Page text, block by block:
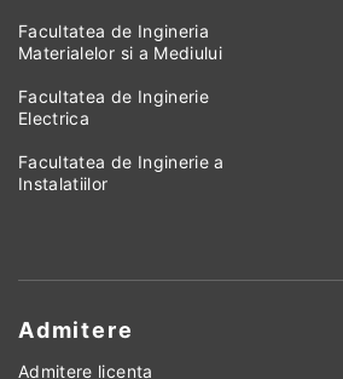
Facultatea de Ingineria
Materialelor si a Mediului
Facultatea de Inginerie
Electrica
Facultatea de Inginerie a
Instalatiilor
Admitere
Admitere licenta